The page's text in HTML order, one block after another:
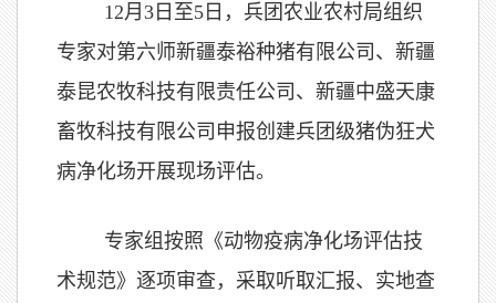
12月3日至5日，兵团农业农村局组织
专家对第六师新疆泰裕种猪有限公司、新疆
泰昆农牧科技有限责任公司、新疆中盛天康
畜牧科技有限公司申报创建兵团级猪伪狂犬
病净化场开展现场评估。
专家组按照《动物疫病净化场评估技
术规范》逐项审查，采取听取汇报、实地查